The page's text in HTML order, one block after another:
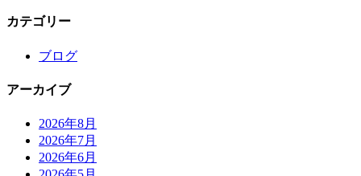
カテゴリー
ブログ
アーカイブ
2026年8月
2026年7月
2026年6月